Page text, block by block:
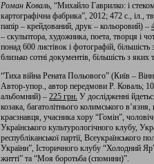
Роман Коваль, “Михайло Гаврилко: і
картографічна фабрика”, 2012; 472 с., іл.,
папір – крейдований, друк – кольоровий) –
– скульптора, художника, поета, творця і
понад 600 листівок і фотографій,
близько сотні документів, більшість з
“Тиха війна Рената Польового” (Київ –
Автор-упор., автор передмови Р. Коваль;
альбомний) – 225 грн. У дослідженні
козака, багатолітнього колимського
краєзнавця, учасника хору “Гомін”,
Українського культурологічного клубу,
республіканської партії, Всеукраїнського
України”, Історичного клубу “Холодний
житті” та “Моя боротьба (спомини)”.